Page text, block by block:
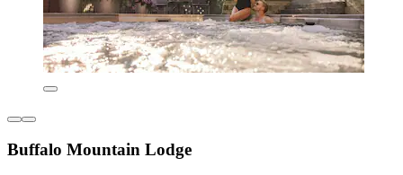
Buffalo Mountain Lodge